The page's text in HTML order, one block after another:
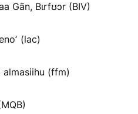
Gãn, Bɩrfʊɔr (BIV)
(lac)
(ffm)